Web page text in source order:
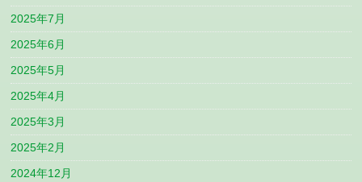
2025年7月
2025年6月
2025年5月
2025年4月
2025年3月
2025年2月
2024年12月